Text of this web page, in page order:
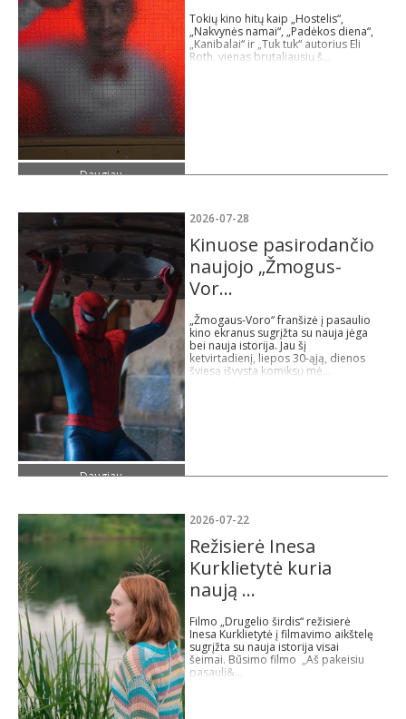
Daugiau
Tokių kino hitų kaip „Hostelis“,
„Nakvynės namai“, „Padėkos diena“,
„Kanibalai“ ir „Tuk tuk“ autorius Eli
Roth, vienas brutaliausių š...
Daugiau
2026-07-28
Kinuose pasirodančio
naujojo „Žmogus-
Vor...
„Žmogaus-Voro“ franšizė į pasaulio
kino ekranus sugrįžta su nauja jėga
bei nauja istorija. Jau šį
ketvirtadienį, liepos 30-ąją, dienos
šviesą išvysta komiksų mė...
2026-07-22
Režisierė Inesa
Kurklietytė kuria
naują ...
Filmo „Drugelio širdis“ režisierė
Inesa Kurklietytė į filmavimo aikštelę
sugrįžta su nauja istorija visai
šeimai. Būsimo filmo „Aš pakeisiu
pasaulį&...